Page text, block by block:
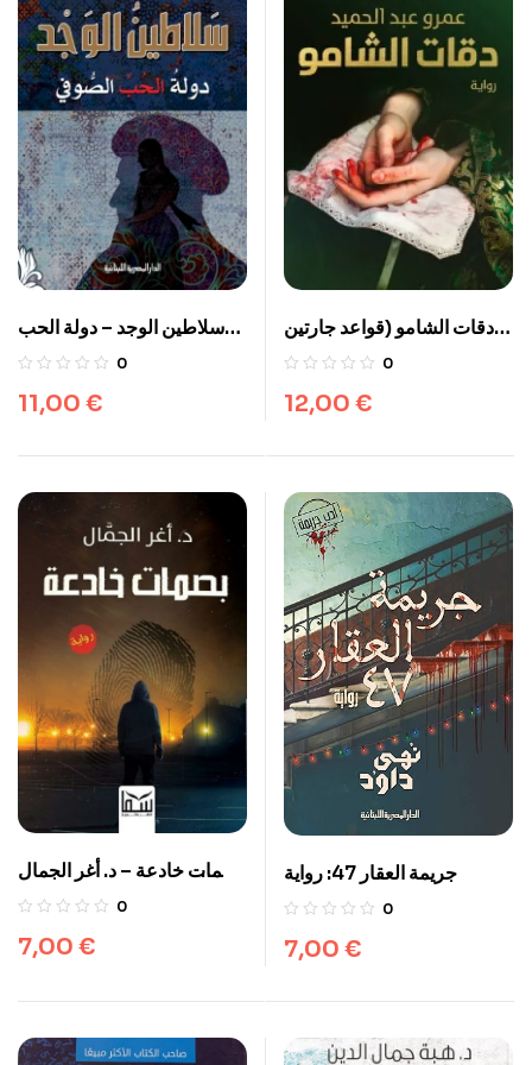
سلاطين الوجد – دولة الحب
الصوفي
0
11,00 €
دقات الشامو (قواعد جارتين
2)
0
12,00 €
بصمات خادعة – د. أغر الجمال
رواية
0
7,00 €
0
7,00 €